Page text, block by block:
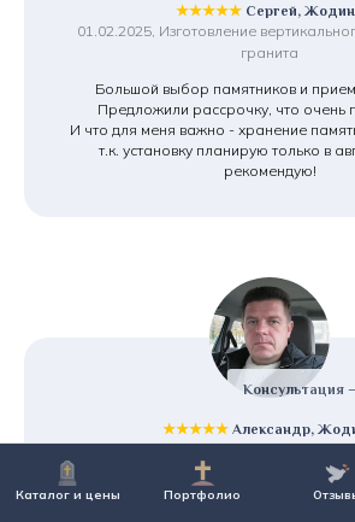
Каталог и цены Портфолио
Консультация
★★★★★ Сергей,
01.02.2025, Изготовление
гранита
Большой выбор памятников и
Предложили рассрочку, что очень
И что для меня важно - хранение
т.к. установку планирую только в
рекомендую!
★★★★★ Александр,
20.09.2024, Изготовление и монтаж
Обратился в эту компанию по
пожалел. Нужен был двойной